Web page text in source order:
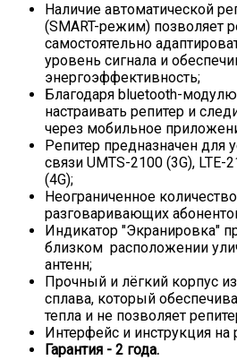
Наличие автоматической
(SMART-режим) позволяет
самостоятельно
уровень сигнала и
энергоэффективность;
Благодаря bluetooth-
настраивать репитер и
через мобильное
Репитер предназначен для
связи UMTS-2100 (3G), LTE-
(4G);
Неограниченное
разговаривающих
Индикатор "Экранировка"
близком расположении
антенн;
Прочный и лёгкий корпус
сплава, который
тепла и не позволяет
Интерфейс и инструкция на
Гарантия - 2 года.